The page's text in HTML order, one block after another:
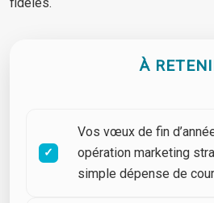
À
Vos vœux de fin
opération marketing
simple dépense de